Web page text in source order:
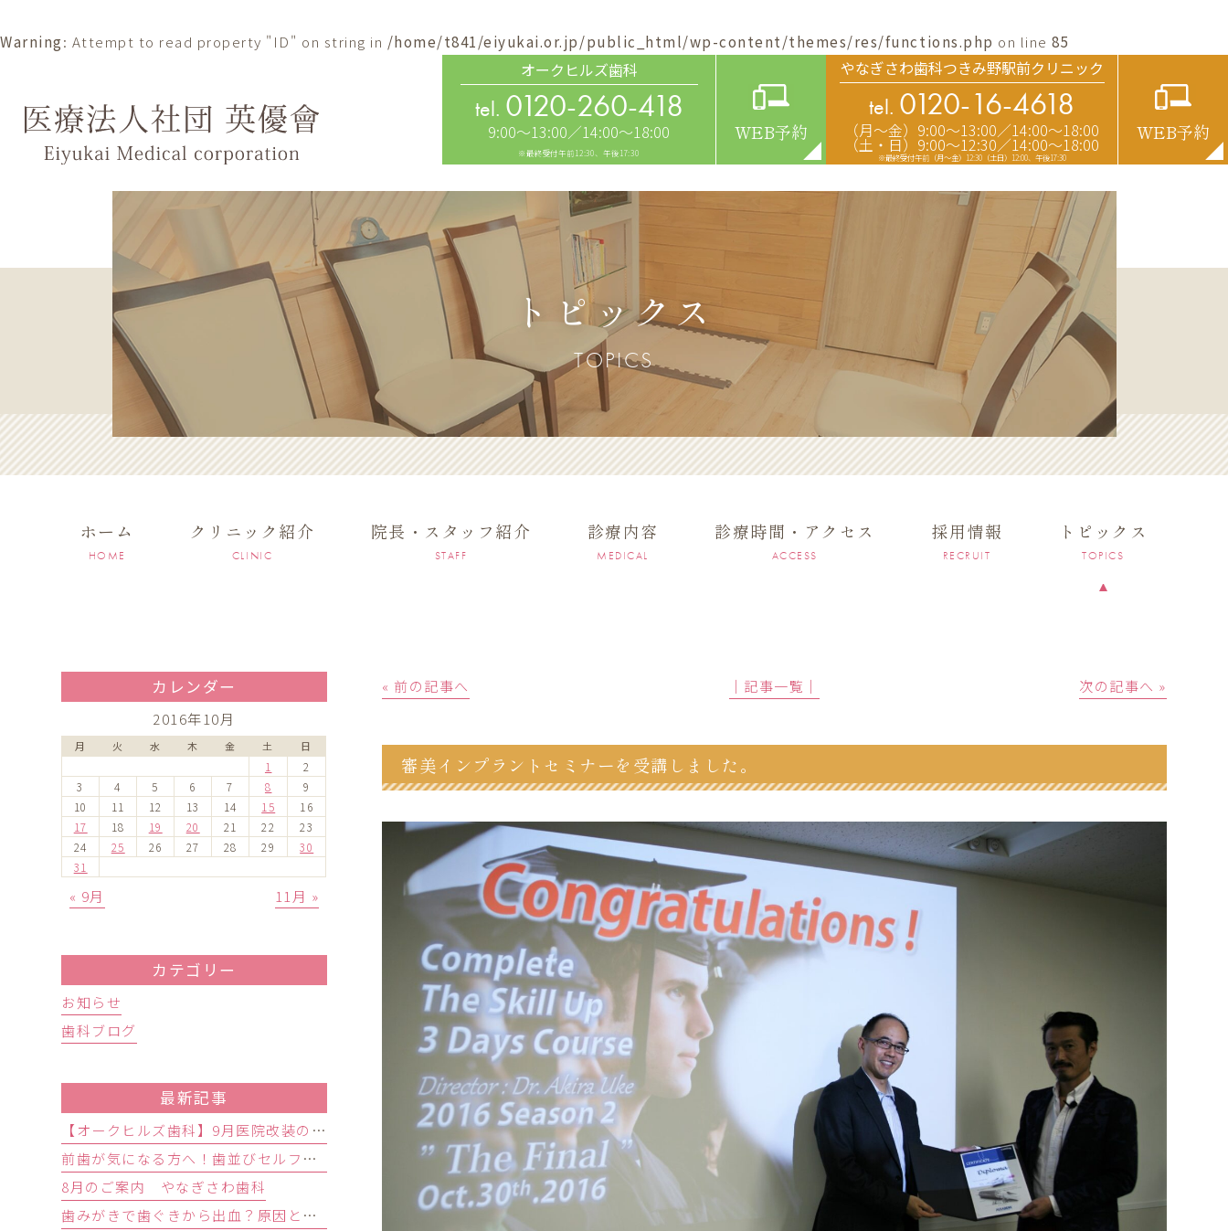
Warning: Attempt to read property "ID" on string in /home/t841/eiyukai.or.jp/public_html/wp-content/themes/res/functions.php on line85
オークヒルズ歯科
tel. 0120-260-418
9:00～13:00／14:00～18:00
※最終受付午前12:30、午後17:30
WEB予約
やなぎさわ歯科つきみ野駅前クリニック
tel. 0120-16-4618
（月〜金）9:00〜13:00／14:00〜18:00
（土・日）9:00〜12:30／14:00〜18:00
※最終受付午前（月～金）12:30（土日）12:00、午後17:30
WEB予約
トピックス
TOPICS
ホーム
HOME
クリニック紹介
CLINIC
院長・スタッフ紹介
STAFF
診療内容
MEDICAL
診療時間・アクセス
ACCESS
採用情報
RECRUIT
トピックス
TOPICS
« 前の記事へ │記事一覧│ 次の記事へ »
審美インプラントセミナーを受講しました。
カレンダー
2016年10月
月 火 水 木 金 土 日
1
2
3
4 5 6 7 8
9
10
11 12 13 14 15
16
17
18 19 20 21 22
23
24
25 26 27 28 29
30
31
« 9月 11月 »
カテゴリー
お知らせ
歯科ブログ
最新記事
【オークヒルズ歯科】9月医院改装のお知らせ
前歯が気になる方へ！歯並びセルフチェックと治療が必要な目安
8月のご案内 やなぎさわ歯科
歯みがきで歯ぐきから出血？原因と歯周病の初期症状・受診目安を解説